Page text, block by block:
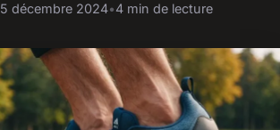
5 décembre 2024•4 min de lecture